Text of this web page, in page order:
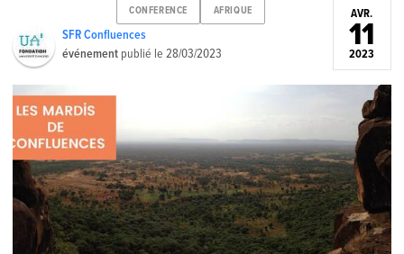
CONFERENCE AFRIQUE
SFR Confluences
événement publié le28/03/2023
AVR.
11
2023